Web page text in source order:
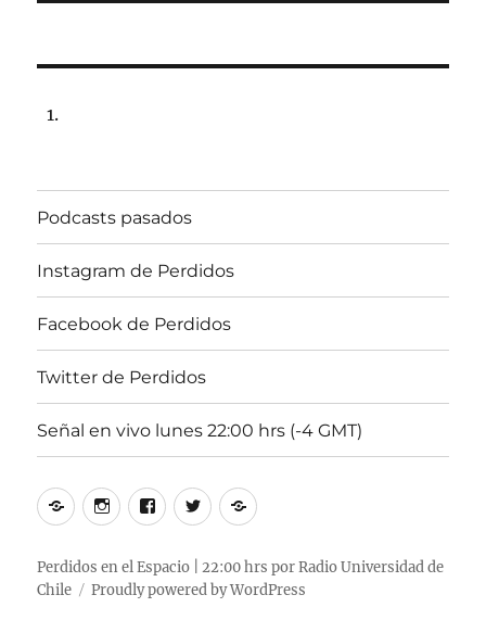
Podcasts pasados
Instagram de Perdidos
Facebook de Perdidos
Twitter de Perdidos
Señal en vivo lunes 22:00 hrs (-4 GMT)
PodcastsInstagram
Perdidos
Facebook
Perdidos
Twitter
Perdidos
Señal
vivo
lunes
Perdidos en el Espacio | 22:00 hrs por Radio Universidad de
Chile
Proudly powered by WordPress